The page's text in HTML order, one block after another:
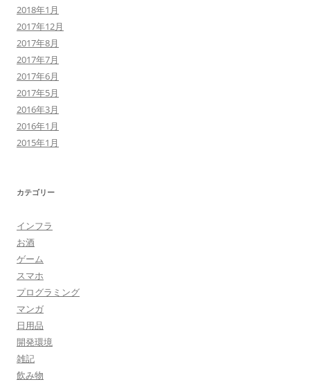
2018年1月
2017年12月
2017年8月
2017年7月
2017年6月
2017年5月
2016年3月
2016年1月
2015年1月
カテゴリー
インフラ
お酒
ゲーム
スマホ
プログラミング
マンガ
日用品
開発環境
雑記
飲み物